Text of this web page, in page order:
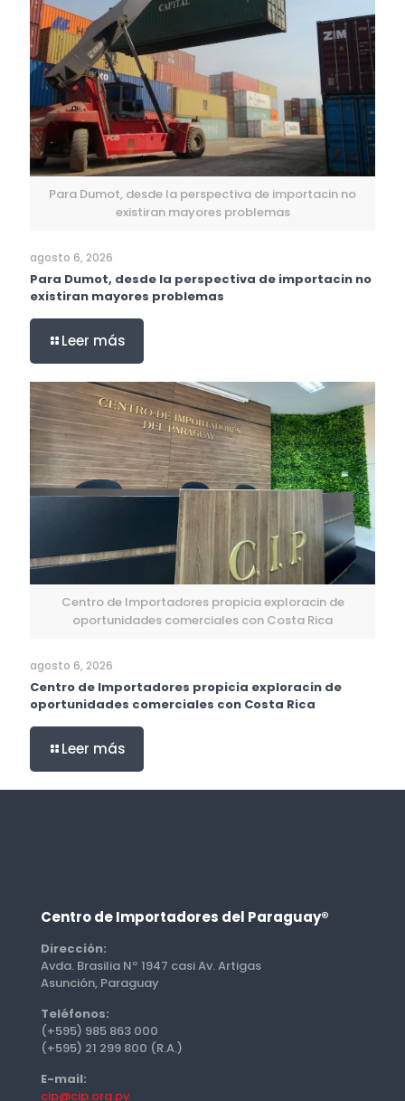
Para Dumot, desde la perspectiva de importacin no
existiran mayores problemas
agosto 6, 2026
Para Dumot, desde la perspectiva de importacin no
existiran mayores problemas
Leer más
Centro de Importadores propicia exploracin de
oportunidades comerciales con Costa Rica
agosto 6, 2026
Centro de Importadores propicia exploracin de
oportunidades comerciales con Costa Rica
Leer más
Centro de Importadores del Paraguay®
Dirección:
Avda. Brasilia Nº 1947 casi Av. Artigas
Asunción, Paraguay
Teléfonos:
(+595) 985 863 000
(+595) 21 299 800 (R.A.)
E-mail:
cip@cip.org.py